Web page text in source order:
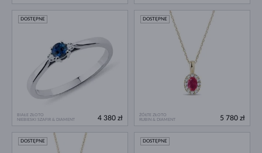
BIAŁE ZŁOTO
NIEBIESKI SZAFIR & DIAMENT
DOSTĘPNE
4 380 zł
ŻÓŁTE ZŁOTO
RUBIN & DIAMENT
DOSTĘPNE
5 780 zł
DOSTĘPNE DOSTĘPNE